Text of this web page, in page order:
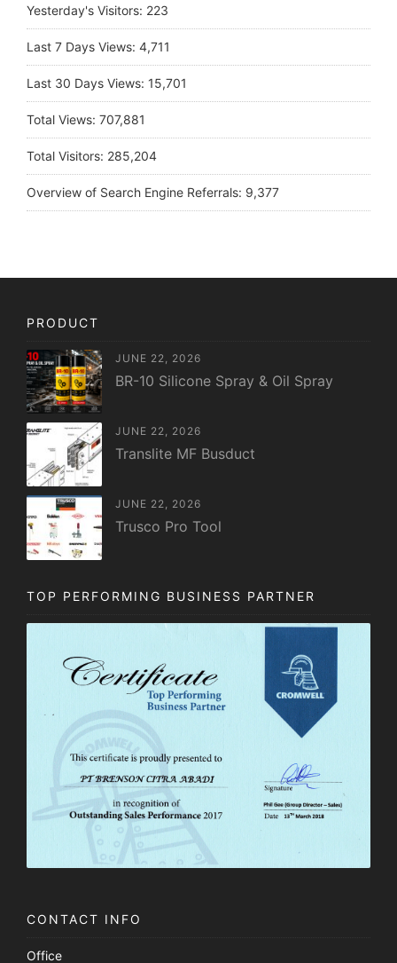
Yesterday's Visitors: 223
Last 7 Days Views: 4,711
Last 30 Days Views: 15,701
Total Views: 707,881
Total Visitors: 285,204
Overview of Search Engine Referrals: 9,377
PRODUCT
JUNE 22, 2026
BR-10 Silicone Spray & Oil Spray
JUNE 22, 2026
Translite MF Busduct
JUNE 22, 2026
Trusco Pro Tool
TOP PERFORMING BUSINESS PARTNER
CONTACT INFO
Office